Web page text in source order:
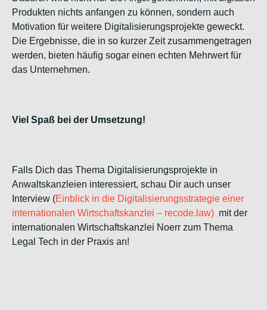
Produkten nichts anfangen zu können, sondern auch
Motivation für weitere Digitalisierungsprojekte geweckt.
Die Ergebnisse, die in so kurzer Zeit zusammengetragen
werden, bieten häufig sogar einen echten Mehrwert für
das Unternehmen.
Viel Spaß bei der Umsetzung!
Falls Dich das Thema Digitalisierungsprojekte in
Anwaltskanzleien interessiert, schau Dir auch unser
Interview (Einblick in die Digitalisierungsstrategie einer
internationalen Wirtschaftskanzlei – recode.law) mit der
internationalen Wirtschaftskanzlei Noerr zum Thema
Legal Tech in der Praxis an!